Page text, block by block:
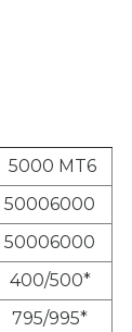
5000 MT6
50006000
50006000
400/500*
795/995*